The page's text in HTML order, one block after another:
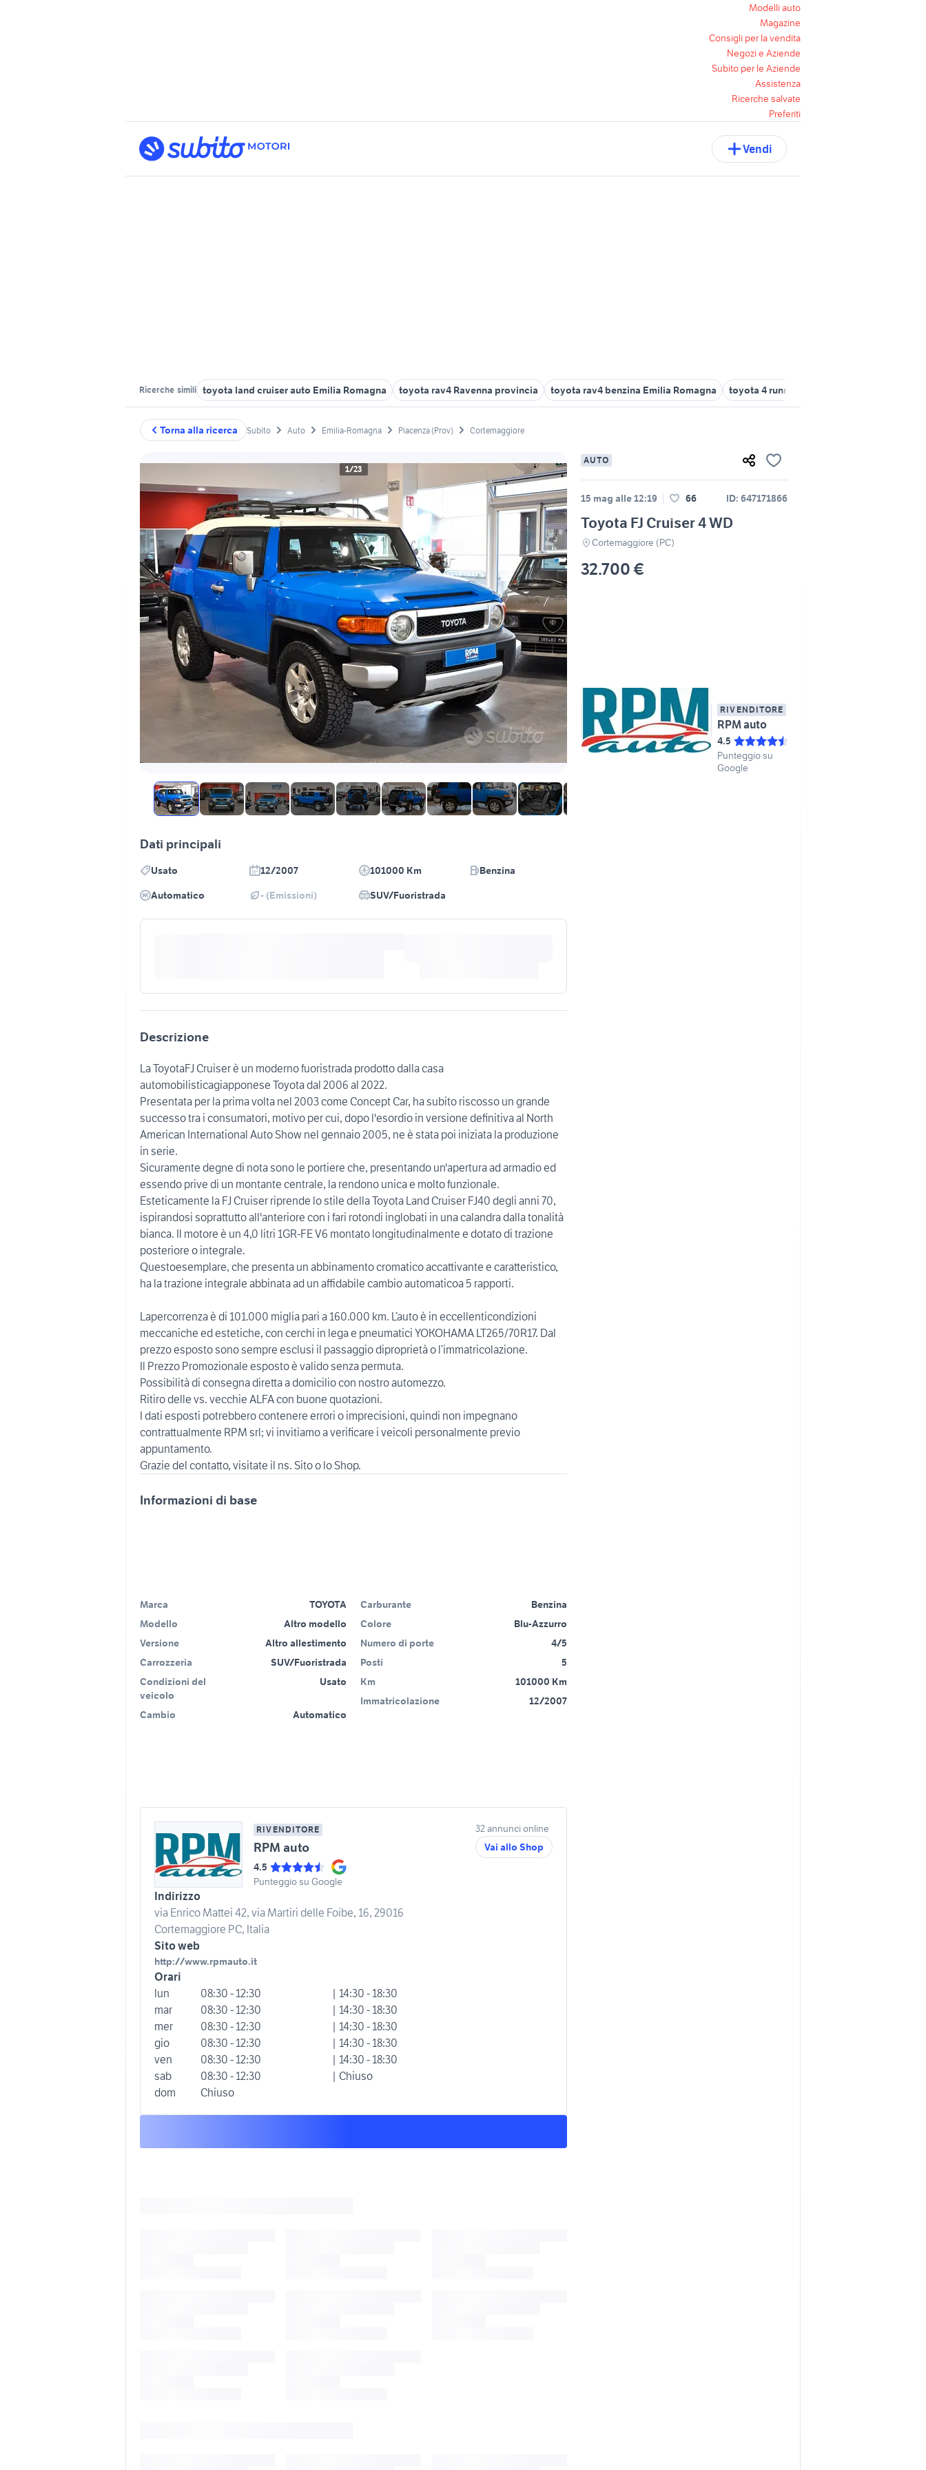
Modelli auto
Magazine
Consigli per la vendita
Negozi e Aziende
Subito per le Aziende
Assistenza
Ricerche salvate
Preferiti
Vendi
Ricerche simili toyota land cruiser auto Emilia Romagna toyota rav4 Ravenna provincia toyota rav4 benzina Emilia Romagna toyota 4 runner hilux Emilia Romagna
Torna alla ricerca Subito Auto Emilia-Romagna Piacenza (Prov) Cortemaggiore
1/23
AUTO
15 mag alle 12:19 66 ID: 647171866
Toyota FJ Cruiser 4 WD
Cortemaggiore (PC)
32.700 €
RIVENDITORE
RPM auto
4.5
Punteggio su
Google
Dati principali
Usato 12/2007 101000 Km
Benzina
Automatico
- (Emissioni) SUV/Fuoristrada
Descrizione
La ToyotaFJ Cruiser è un moderno fuoristrada prodotto dalla casa
automobilisticagiapponese Toyota dal 2006 al 2022.
Presentata per la prima volta nel 2003 come Concept Car, ha subito riscosso un grande
successo tra i consumatori, motivo per cui, dopo l'esordio in versione definitiva al North
American International Auto Show nel gennaio 2005, ne è stata poi iniziata la produzione
in serie.
Sicuramente degne di nota sono le portiere che, presentando un'apertura ad armadio ed
essendo prive di un montante centrale, la rendono unica e molto funzionale.
Esteticamente la FJ Cruiser riprende lo stile della Toyota Land Cruiser FJ40 degli anni 70,
ispirandosi soprattutto all'anteriore con i fari rotondi inglobati in una calandra dalla tonalità
bianca. Il motore è un 4,0 litri 1GR-FE V6 montato longitudinalmente e dotato di trazione
posteriore o integrale.
Questoesemplare, che presenta un abbinamento cromatico accattivante e caratteristico,
ha la trazione integrale abbinata ad un affidabile cambio automaticoa 5 rapporti.
Lapercorrenza è di 101.000 miglia pari a 160.000 km. L’auto è in eccellenticondizioni
meccaniche ed estetiche, con cerchi in lega e pneumatici YOKOHAMA LT265/70R17. Dal
prezzo esposto sono sempre esclusi il passaggio diproprietà o l’immatricolazione.
Il Prezzo Promozionale esposto è valido senza permuta.
Possibilità di consegna diretta a domicilio con nostro automezzo.
Ritiro delle vs. vecchie ALFA con buone quotazioni.
I dati esposti potrebbero contenere errori o imprecisioni, quindi non impegnano
contrattualmente RPM srl; vi invitiamo a verificare i veicoli personalmente previo
appuntamento.
Grazie del contatto, visitate il ns. Sito o lo Shop.
Informazioni di base
Marca
TOYOTA
Modello
Altro modello
Versione
Altro allestimento
Carrozzeria
SUV/Fuoristrada
Condizioni del
veicolo
Usato
Cambio Automatico
Carburante
Benzina
Colore
Blu-Azzurro
Numero di porte
4/5
Posti
5
Km
101000 Km
Immatricolazione
12/2007
RIVENDITORE
RPM auto
4.5
Punteggio su Google
Indirizzo
via Enrico Mattei 42, via Martiri delle Foibe, 16, 29016
Cortemaggiore PC, Italia
Sito web
http://www.rpmauto.it
Orari
lun
08:30 - 12:30
| 14:30 - 18:30
mar
08:30 - 12:30
| 14:30 - 18:30
mer
08:30 - 12:30
| 14:30 - 18:30
gio
08:30 - 12:30
| 14:30 - 18:30
ven
08:30 - 12:30
| 14:30 - 18:30
sab
08:30 - 12:30
| Chiuso
dom
Chiuso
32 annunci online
Vai allo Shop